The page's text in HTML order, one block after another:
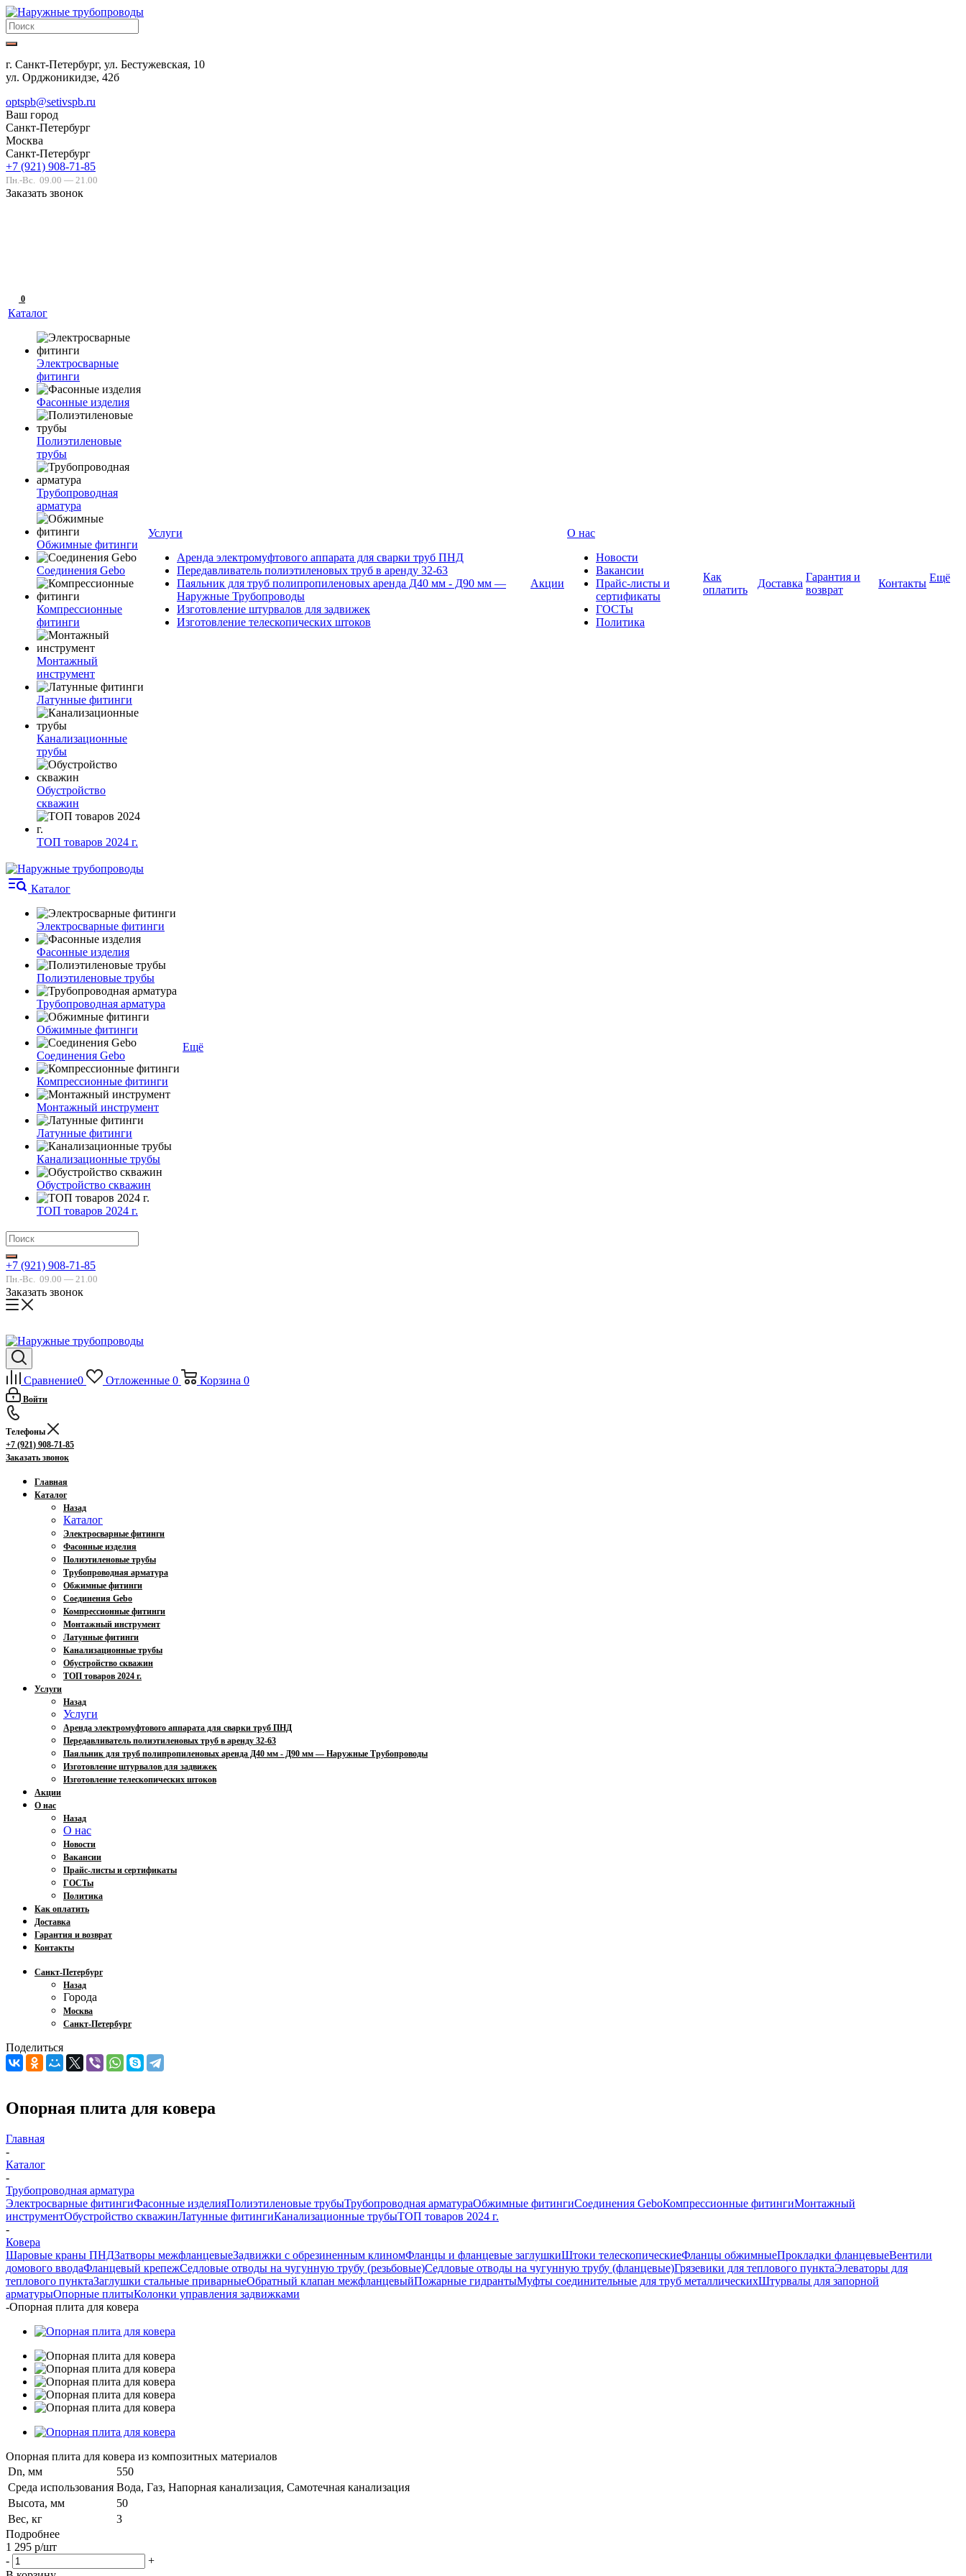
г. Санкт-Петербург, ул. Бестужевская, 10
ул. Орджоникидзе, 42б
optspb@setivspb.ru
Ваш город
Санкт-Петербург
Москва
Санкт-Петербург
+7 (921) 908-71-85
Пн.-Вс. 09.00 — 21.00
Заказать звонок
0
Каталог
Электросварные
фитинги
Фасонные изделия
Полиэтиленовые
трубы
Трубопроводная
арматура
Обжимные фитинги
Соединения Gebo
Компрессионные
фитинги
Монтажный
инструмент
Латунные фитинги
Канализационные
трубы
Обустройство
скважин
ТОП товаров 2024 г.
Услуги
Аренда электромуфтового аппарата для сварки труб ПНД
Передавливатель полиэтиленовых труб в аренду 32-63
Паяльник для труб полипропиленовых аренда Д40 мм - Д90 мм —
Наружные Трубопроводы
Изготовление штурвалов для задвижек
Изготовление телескопических штоков
Акции
О нас
Новости
Вакансии
Прайс-листы и
сертификаты
ГОСТы
Политика
Как
оплатить
Доставка
Гарантия и
возврат
Контакты Ещё
Каталог
Электросварные фитинги
Фасонные изделия
Полиэтиленовые трубы
Трубопроводная арматура
Обжимные фитинги
Соединения Gebo
Компрессионные фитинги
Монтажный инструмент
Латунные фитинги
Канализационные трубы
Обустройство скважин
ТОП товаров 2024 г.
Ещё
+7 (921) 908-71-85
Пн.-Вс. 09.00 — 21.00
Заказать звонок
Сравнение0 Отложенные 0 Корзина 0
Войти
Телефоны
+7 (921) 908-71-85
Заказать звонок
Главная
Каталог
Назад
Каталог
Электросварные фитинги
Фасонные изделия
Полиэтиленовые трубы
Трубопроводная арматура
Обжимные фитинги
Соединения Gebo
Компрессионные фитинги
Монтажный инструмент
Латунные фитинги
Канализационные трубы
Обустройство скважин
ТОП товаров 2024 г.
Услуги
Назад
Услуги
Аренда электромуфтового аппарата для сварки труб ПНД
Передавливатель полиэтиленовых труб в аренду 32-63
Паяльник для труб полипропиленовых аренда Д40 мм - Д90 мм — Наружные Трубопроводы
Изготовление штурвалов для задвижек
Изготовление телескопических штоков
Акции
О нас
Назад
О нас
Новости
Вакансии
Прайс-листы и сертификаты
ГОСТы
Политика
Как оплатить
Доставка
Гарантия и возврат
Контакты
Санкт-Петербург
Назад
Города
Москва
Санкт-Петербург
Поделиться
Опорная плита для ковера
Главная
-
Каталог
-
Трубопроводная арматура
Электросварные фитингиФасонные изделияПолиэтиленовые трубыТрубопроводная арматураОбжимные фитингиСоединения GeboКомпрессионные фитингиМонтажный
инструментОбустройство скважинЛатунные фитингиКанализационные трубыТОП товаров 2024 г.
-
Ковера
Шаровые краны ПНДЗатворы межфланцевыеЗадвижки с обрезиненным клиномФланцы и фланцевые заглушкиШтоки телескопическиеФланцы обжимныеПрокладки фланцевыеВентили
домового вводаФланцевый крепежСедловые отводы на чугунную трубу (резьбовые)Седловые отводы на чугунную трубу (фланцевые)Грязевики для теплового пунктаЭлеваторы для
теплового пунктаЗаглушки стальные приварныеОбратный клапан межфланцевыйПожарные гидрантыМуфты соединительные для труб металлическихШтурвалы для запорной
арматурыОпорные плитыКолонки управления задвижками
-Опорная плита для ковера
Опорная плита для ковера из композитных материалов
Dn, мм
550
Среда использования Вода, Газ, Напорная канализация, Самотечная канализация
Высота, мм
50
Вес, кг
3
Подробнее
1 295 р/шт
-
+